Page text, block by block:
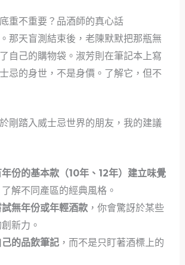
重不重要？品酒師的真心話
那天盲測結束後，老陳默默把那瓶無
自己的購物袋。淑芳則在筆記本上寫
忌的身世，不是身價。了解它，但不
剛踏入威士忌世界的朋友，我的建議
份的基本款（10年、12年）建立味覺
了解不同產區的經典風格。
無年份或年輕酒款 ，你會驚訝於某些
新力。
的品飲筆記 ，而不是只盯著酒標上的